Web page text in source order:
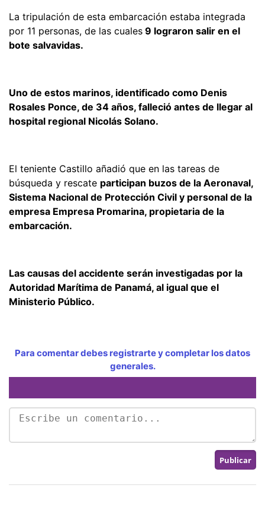
La tripulación de esta embarcación estaba integrada
por 11 personas, de las cuales 9 lograron salir en el
bote salvavidas.
Uno de estos marinos, identificado como Denis
Rosales Ponce, de 34 años, falleció antes de llegar al
hospital regional Nicolás Solano.
El teniente Castillo añadió que en las tareas de
búsqueda y rescate participan buzos de la Aeronaval,
Sistema Nacional de Protección Civil y personal de la
empresa Empresa Promarina, propietaria de la
embarcación.
Las causas del accidente serán investigadas por la
Autoridad Marítima de Panamá, al igual que el
Ministerio Público.
Para comentar debes registrarte y completar los datos
generales.